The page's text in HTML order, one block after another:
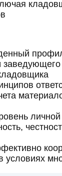
личной
условиях